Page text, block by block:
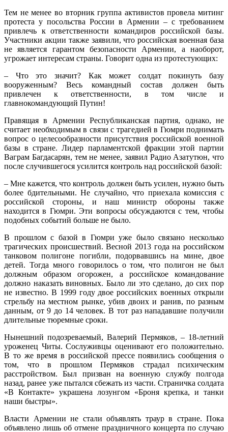
Тем не менее во вторник группа активистов провела митинг
протеста у посольства России в Армении – с требованием
привлечь к ответственности командиров российской базы.
Участники акции также заявили, что российская военная база
не является гарантом безопасности Армении, а наоборот,
угрожает интересам страны. Говорит одна из протестующих:
– Что это значит? Как может солдат покинуть базу
вооруженным? Весь командный состав должен быть
привлечен к ответственности, в том числе и
главнокомандующий Путин!
Правящая в Армении Республиканская партия, однако, не
считает необходимым в связи с трагедией в Гюмри поднимать
вопрос о целесообразности присутствия российской военной
базы в стране. Лидер парламентской фракции этой партии
Ваграм Багдасарян, тем не менее, заявил Радио Азатутюн, что
после случившегося усилится контроль над российской базой:
– Мне кажется, что контроль должен быть усилен, нужно быть
более бдительными. Не случайно, что приехала комиссия с
российской стороны, и наш министр обороны также
находится в Гюмри. Эти вопросы обсуждаются с тем, чтобы
подобных событий больше не было.
В прошлом с базой в Гюмри уже было связано несколько
трагических происшествий. Весной 2013 года на российском
танковом полигоне погибли, подорвавшись на мине, двое
детей. Тогда много говорилось о том, что полигон не был
должным образом огорожен, а российское командование
должно наказать виновных. Было ли это сделано, до сих пор
не известно. В 1999 году двое российских военных открыли
стрельбу на местном рынке, убив двоих и ранив, по разным
данным, от 9 до 14 человек. В тот раз нападавшие получили
длительные тюремные сроки.
Нынешний подозреваемый, Валерий Пермяков, – 18-летний
уроженец Читы. Сослуживцы оценивают его положительно.
В то же время в российской прессе появились сообщения о
том, что в прошлом Пермяков страдал психическим
расстройством. Был призван на военную службу полгода
назад, ранее уже пытался сбежать из части. Страничка солдата
«В Контакте» украшена лозунгом «Броня крепка, и танки
наши быстры».
Власти Армении не стали объявлять траур в стране. Пока
объявлено лишь об отмене праздничного концерта по случаю